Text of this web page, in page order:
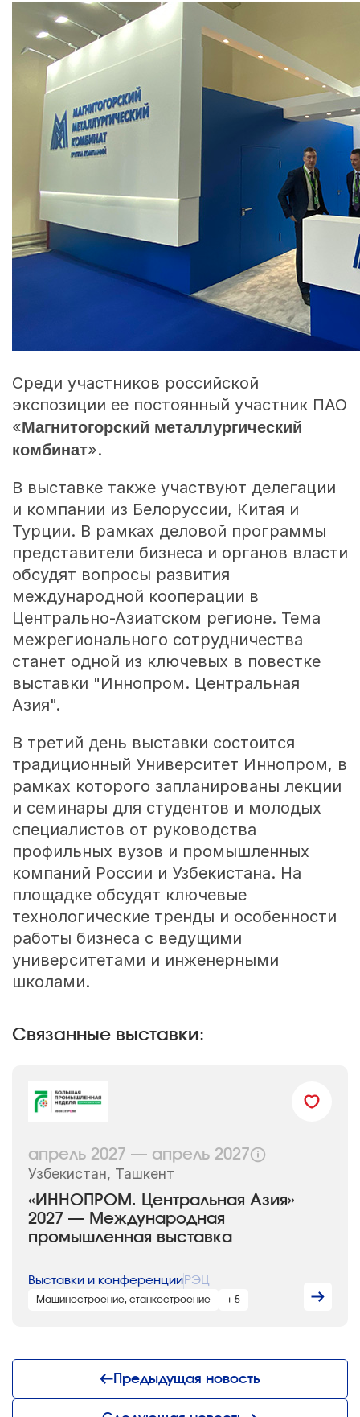
Среди участников российской
экспозиции ее постоянный участник ПАО
«Магнитогорский металлургический
комбинат».
В выставке также участвуют делегации
и компании из Белоруссии, Китая и
Турции. В рамках деловой программы
представители бизнеса и органов власти
обсудят вопросы развития
международной кооперации в
Центрально-Азиатском регионе. Тема
межрегионального сотрудничества
станет одной из ключевых в повестке
выставки "Иннопром. Центральная
Азия".
В третий день выставки состоится
традиционный Университет Иннопром, в
рамках которого запланированы лекции
и семинары для студентов и молодых
специалистов от руководства
профильных вузов и промышленных
компаний России и Узбекистана. На
площадке обсудят ключевые
технологические тренды и особенности
работы бизнеса с ведущими
университетами и инженерными
школами.
Связанные выставки:
«ИННОПРОМ. Центральная Азия»
2027 — Международная
промышленная выставка
апрель 2027 — апрель 2027
Узбекистан, Ташкент
Выставки и конференции РЭЦ
Машиностроение, станкостроение + 5
Предыдущая новость